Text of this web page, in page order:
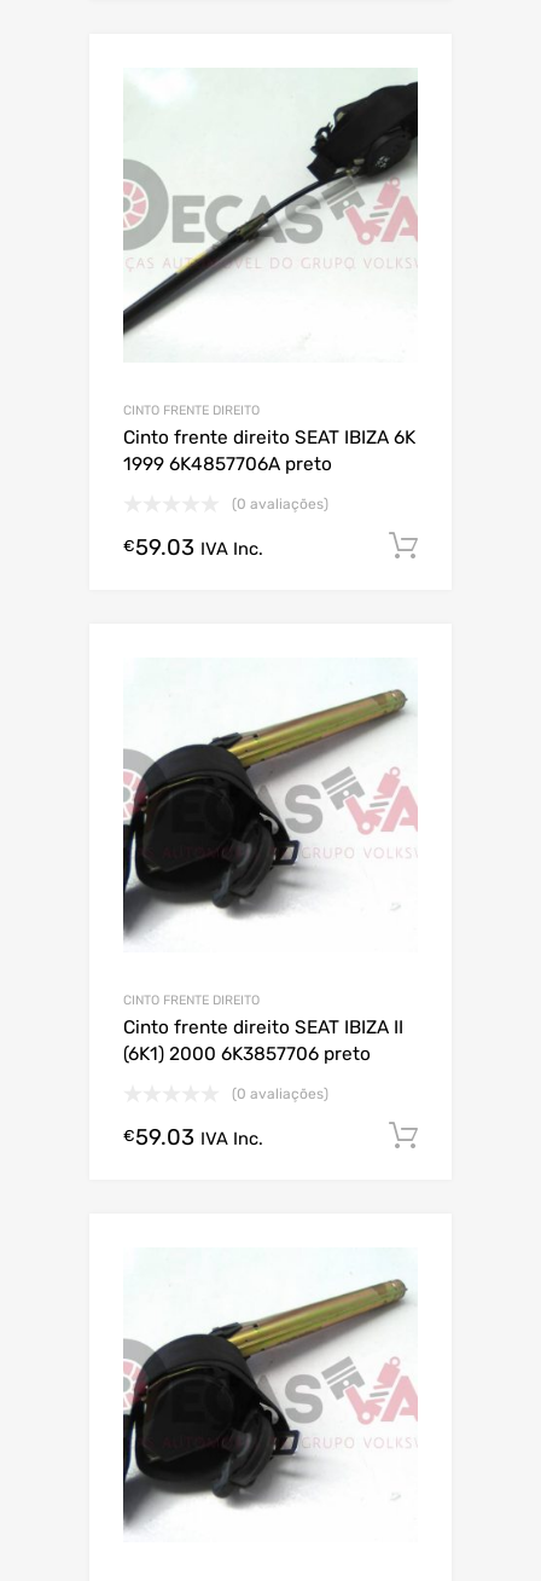
CINTO FRENTE DIREITO
Cinto frente direito SEAT IBIZA 6K
1999 6K4857706A preto
(0 avaliações)
€59.03 IVA Inc.
CINTO FRENTE DIREITO
Cinto frente direito SEAT IBIZA II
(6K1) 2000 6K3857706 preto
(0 avaliações)
€59.03 IVA Inc.